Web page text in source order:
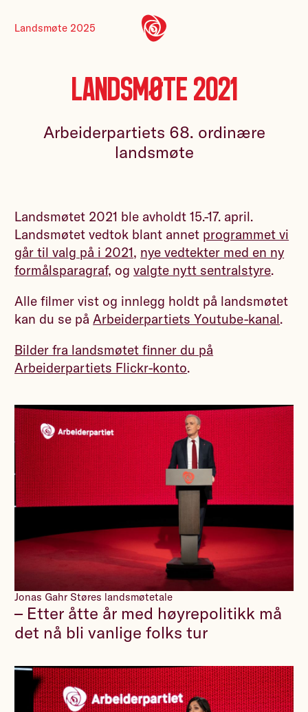
Landsmøte 2025
Landsmøte 2021
Arbeiderpartiets 68. ordinære
landsmøte
Landsmøtet 2021 ble avholdt 15.-17. april.
Landsmøtet vedtok blant annet programmet vi
går til valg på i 2021, nye vedtekter med en ny
formålsparagraf, ogvalgte nytt sentralstyre.
Alle filmer vist og innlegg holdt på landsmøtet
kan du se påArbeiderpartiets Youtube-kanal.
Bilder fra landsmøtet finner du på
Arbeiderpartiets Flickr-konto.
Jonas Gahr Støres landsmøtetale
– Etter åtte år med høyrepolitikk må
det nå bli vanlige folks tur